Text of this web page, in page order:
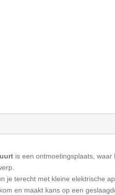
is een ontmoetingsplaats,
je terecht met kleine elektrische
en maakt kans op een